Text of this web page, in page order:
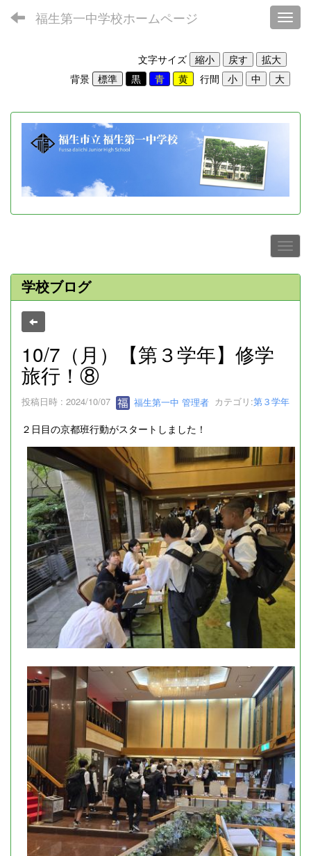
福生第一中学校ホームページ
文字サイズ
背景
行間
学校ブログ
10/7（月）【第３学年】修学
旅行！⑧
投稿日時 : 2024/10/07 福生第一中 管理者 カテゴリ:第３学年
２日目の京都班行動がスタートしました！